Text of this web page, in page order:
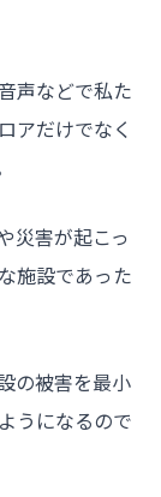
声などで私た
アだけでなく
災害が起こっ
施設であった
の被害を最小
うになるので